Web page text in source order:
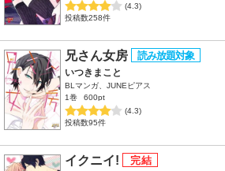
(4.3)
投稿数258件
兄さん女房
いつきまこと
BLマンガ、JUNEピアス
1巻
600pt
(4.3)
投稿数95件
イクニイ!